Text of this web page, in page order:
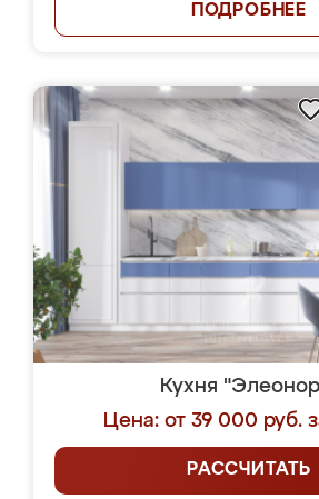
ПОДРОБНЕЕ
Кухня
Цена: от 39 000 руб.
РАССЧИТАТЬ